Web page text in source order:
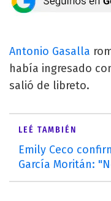
Antonio Gasalla
había ingresado
salió de libreto.
LEÉ TAMBIÉN
Emily Ceco
García Moritán: